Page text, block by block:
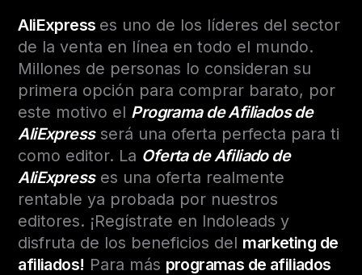
AliExpress es uno de los líderes del sector
de la venta en línea en todo el mundo.
Millones de personas lo consideran su
primera opción para comprar barato, por
este motivo el Programa de Afiliados de
AliExpressserá una oferta perfecta para ti
como editor. La Oferta de Afiliado de
AliExpress es una oferta realmente
rentable ya probada por nuestros
editores. ¡Regístrate en Indoleads y
disfruta de los beneficios del marketing de
afiliados! Para más programas de afiliados